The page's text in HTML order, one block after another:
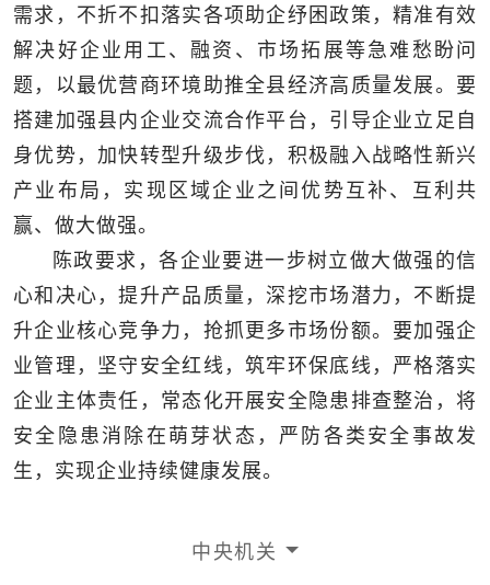
需求，不折不扣落实各项助企纾困政策，精准有效
解决好企业用工、融资、市场拓展等急难愁盼问
题，以最优营商环境助推全县经济高质量发展。要
搭建加强县内企业交流合作平台，引导企业立足自
身优势，加快转型升级步伐，积极融入战略性新兴
产业布局，实现区域企业之间优势互补、互利共
赢、做大做强。
陈政要求，各企业要进一步树立做大做强的信
心和决心，提升产品质量，深挖市场潜力，不断提
升企业核心竞争力，抢抓更多市场份额。要加强企
业管理，坚守安全红线，筑牢环保底线，严格落实
企业主体责任，常态化开展安全隐患排查整治，将
安全隐患消除在萌芽状态，严防各类安全事故发
生，实现企业持续健康发展。
中央机关